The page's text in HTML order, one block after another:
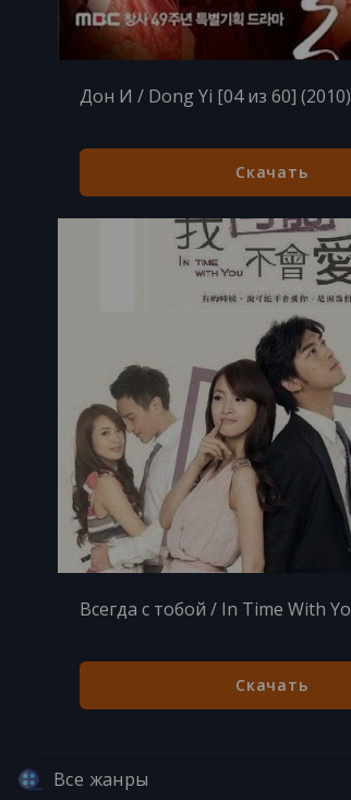
Дон И / Dong Yi [04 из 60] (2010)
Скачать
Скачать
Все жанры